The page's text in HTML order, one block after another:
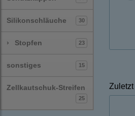
Silikonschläuche 30
› Stopfen 23
sonstiges 15
Zellkautschuk-Streifen
25